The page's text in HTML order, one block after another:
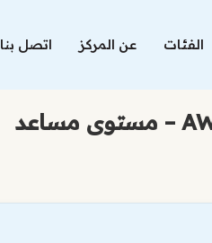
الفئات عن المركز اتصل بنا